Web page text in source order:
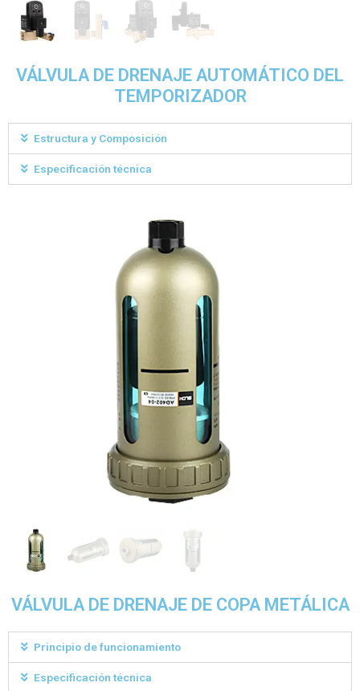
VÁLVULA DE DRENAJE AUTOMÁTICO DEL
TEMPORIZADOR
Estructura y Composición
Especificación técnica
VÁLVULA DE DRENAJE DE COPA METÁLICA
Principio de funcionamiento
Especificación técnica